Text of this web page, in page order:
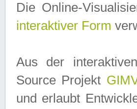
Die Online-
interaktiver Form
Aus der
Source Projekt
und erlaubt